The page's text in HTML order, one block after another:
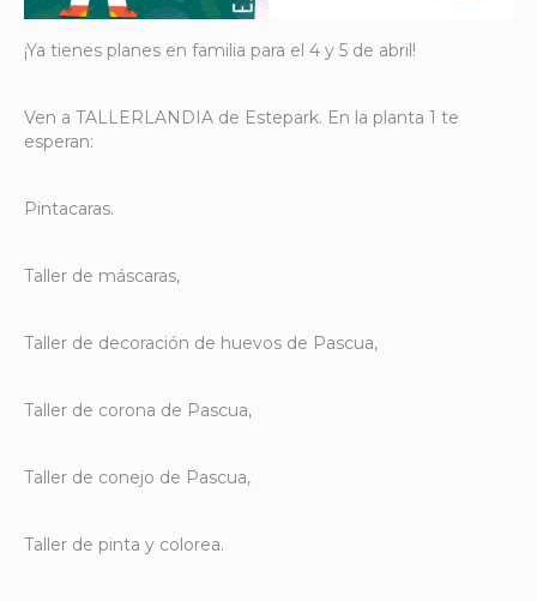
¡Ya tienes planes en familia para el 4 y 5 de abril!
Ven a TALLERLANDIA de Estepark. En la planta 1 te
esperan:
Pintacaras.
Taller de máscaras,
Taller de decoración de huevos de Pascua,
Taller de corona de Pascua,
Taller de conejo de Pascua,
Taller de pinta y colorea.